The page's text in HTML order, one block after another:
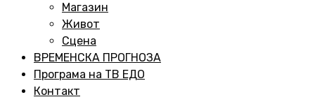
Магазин
Живот
Сцена
ВРЕМЕНСКА ПРОГНОЗА
Програма на ТВ ЕДО
Контакт